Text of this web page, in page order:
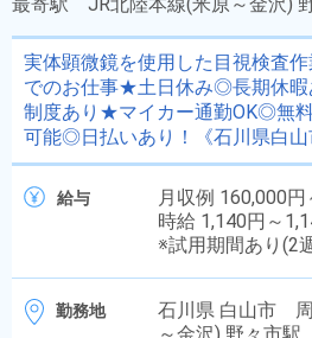
実体顕微鏡を使用した目視検査
でのお仕事★土日休み◎長期休暇
制度あり★マイカー通勤OK◎無
可能◎日払いあり！《石川県白山
給与
月収例 160,000
時給 1,140円～
※試用期間あり(2
勤務地
石川県 白山市